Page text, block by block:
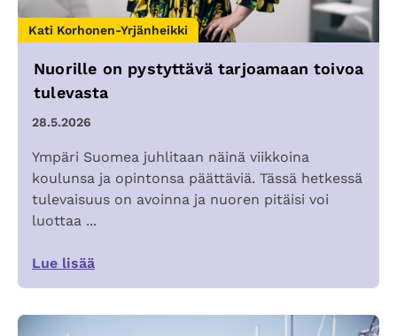
Kati Korhonen-Yrjänheikki
Nuorille on pystyttävä tarjoamaan toivoa
tulevasta
28.5.2026
Ympäri Suomea juhlitaan näinä viikkoina
koulunsa ja opintonsa päättäviä. Tässä hetkessä
tulevaisuus on avoinna ja nuoren pitäisi voi
luottaa ...
Lue lisää